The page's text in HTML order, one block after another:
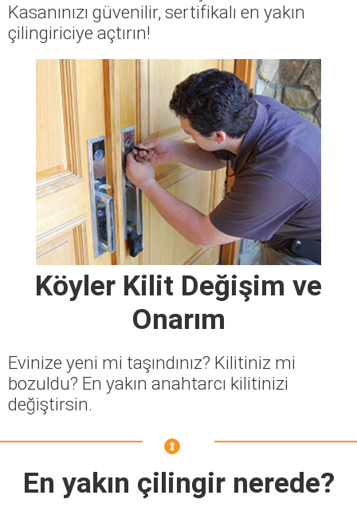
Kasanınızı güvenilir, sertifikalı en yakın
çilingiriciye açtırın!
Köyler Kilit Değişim ve
Onarım
Evinize yeni mi taşındınız? Kilitiniz mi
bozuldu? En yakın anahtarcı kilitinizi
değiştirsin.
En yakın çilingir nerede?